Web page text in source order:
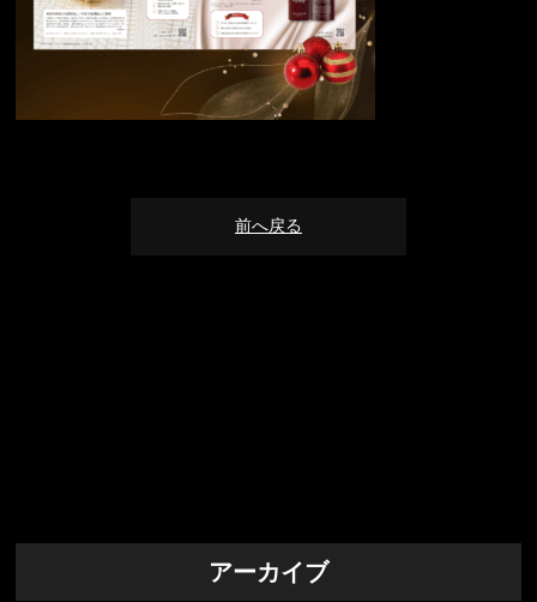
前へ戻る
アーカイブ